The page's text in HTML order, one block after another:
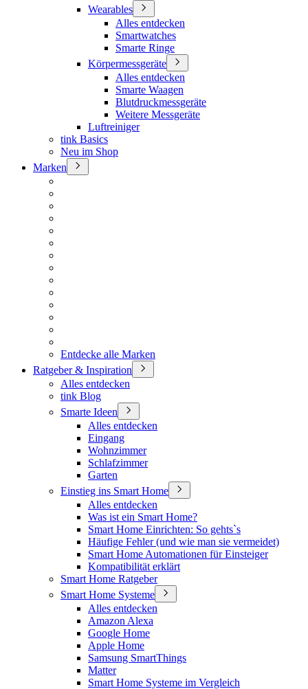
Wearables
Alles entdecken
Smartwatches
Smarte Ringe
Körpermessgeräte
Alles entdecken
Smarte Waagen
Blutdruckmessgeräte
Weitere Messgeräte
Luftreiniger
tink Basics
Neu im Shop
Marken
Entdecke alle Marken
Ratgeber & Inspiration
Alles entdecken
tink Blog
Smarte Ideen
Alles entdecken
Eingang
Wohnzimmer
Schlafzimmer
Garten
Einstieg ins Smart Home
Alles entdecken
Was ist ein Smart Home?
Smart Home Einrichten: So gehts`s
Häufige Fehler (und wie man sie vermeidet)
Smart Home Automationen für Einsteiger
Kompatibilität erklärt
Smart Home Ratgeber
Smart Home Systeme
Alles entdecken
Amazon Alexa
Google Home
Apple Home
Samsung SmartThings
Matter
Smart Home Systeme im Vergleich